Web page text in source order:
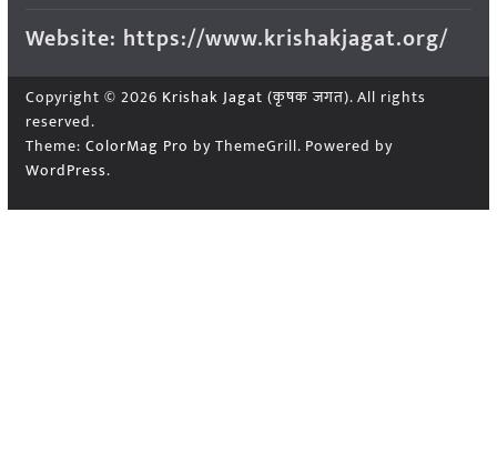
Website: https://www.krishakjagat.org/
Copyright © 2026 Krishak Jagat (कृषक जगत). All rights
reserved.
Theme: ColorMag Pro by ThemeGrill. Powered by
WordPress.